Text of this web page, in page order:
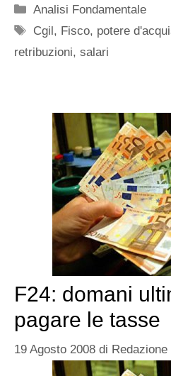
Categorie
Analisi Fondamentale
Tag
Cgil, Fisco, potere
retribuzioni, salari
F24: domani
pagare le tasse
19 Agosto 2008 di Redazione